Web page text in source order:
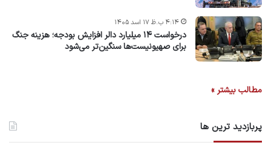
درخواست ۱۴ میلیارد دالر افزایش بودجه؛ هزینه جنگ
برای صهیونیست‌ها سنگین‌تر می‌شود
۴:۱۴ ب.ظ ۱۷ اسد ۱۴۰۵
مطالب بیشتر »
پربازدید ترین ها